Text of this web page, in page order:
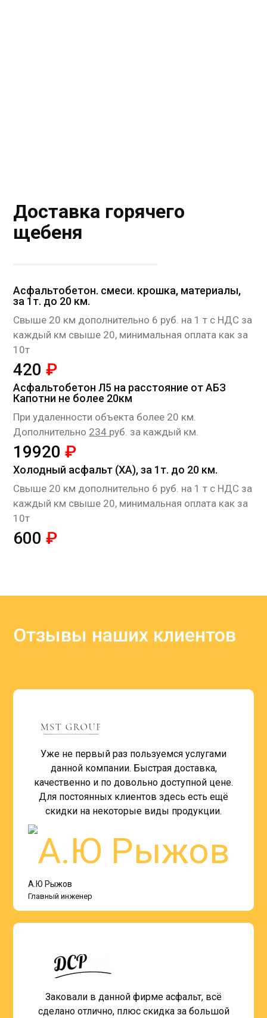
Доставка горячего
щебеня
Асфальтобетон. смеси. крошка, материалы,
за 1т. до 20 км.
Cвыше 20 км дополнительно 6 руб. на 1 т с НДС за
каждый км свыше 20, минимальная оплата как за
10т
420₽
Асфальтобетон Л5 на расстояние от АБЗ
Капотни не более 20км
При удаленности объекта более 20 км.
Дополнительно 234 руб. за каждый км.
19920 ₽
Холодный асфальт (ХА), за 1т. до 20 км.
Cвыше 20 км дополнительно 6 руб. на 1 т с НДС за
каждый км свыше 20, минимальная оплата как за
10т
600 ₽
Отзывы наших клиентов
Уже не первый раз пользуемся услугами
данной компании. Быстрая доставка,
качественно и по довольно доступной цене.
Для постоянных клиентов здесь есть ещё
скидки на некоторые виды продукции.
А.Ю Рыжов
Главный инженер
Заковали в данной фирме асфальт, всё
сделано отлично, плюс скидка за большой